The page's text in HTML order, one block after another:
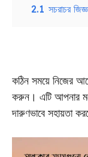
2.1 সচরাচর
কঠিন সময়ে নিজের
করুন। এটি আপনার
দারুণভাবে সহায়তা